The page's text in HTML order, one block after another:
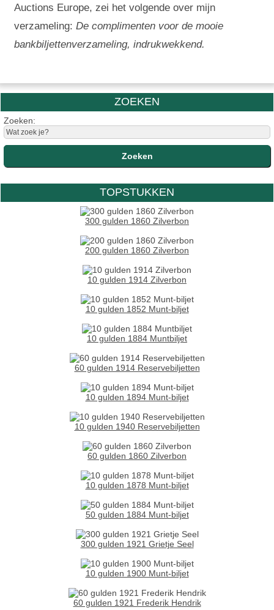
Auctions Europe, zei het volgende over mijn
verzameling:De complimenten voor de mooie
bankbiljettenverzameling, indrukwekkend.
ZOEKEN
Zoeken:
TOPSTUKKEN
300 gulden 1860 Zilverbon
200 gulden 1860 Zilverbon
10 gulden 1914 Zilverbon
10 gulden 1852 Munt-biljet
10 gulden 1884 Muntbiljet
60 gulden 1914 Reservebiljetten
10 gulden 1894 Munt-biljet
10 gulden 1940 Reservebiljetten
60 gulden 1860 Zilverbon
10 gulden 1878 Munt-biljet
50 gulden 1884 Munt-biljet
300 gulden 1921 Grietje Seel
10 gulden 1900 Munt-biljet
60 gulden 1921 Frederik Hendrik